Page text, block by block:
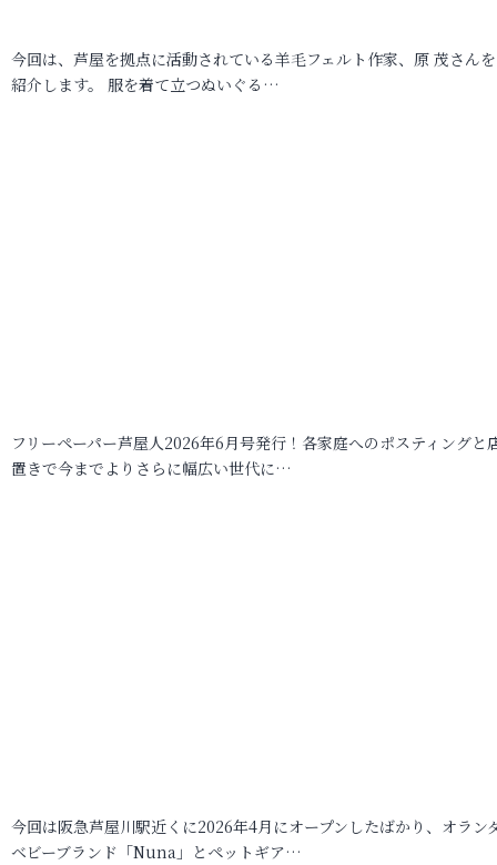
今回は、芦屋を拠点に活動されている羊毛フェルト作家、原 茂さん
紹介します。 服を着て立つぬいぐる…
フリーペーパー芦屋人2026年6月号発行！各家庭へのポスティングと
置きで今までよりさらに幅広い世代に…
今回は阪急芦屋川駅近くに2026年4月にオープンしたばかり、オラン
ベビーブランド「Nuna」とペットギア…